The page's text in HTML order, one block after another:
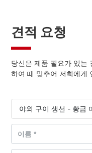
견적 요청
당신은 제품 필요가 있는
하여 때 맞추어 저희에게
야외 구이 생선 - 황금